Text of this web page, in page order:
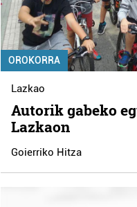
OROKORRA
Lazkao
Autorik gabeko
Lazkaon
Goierriko Hitza